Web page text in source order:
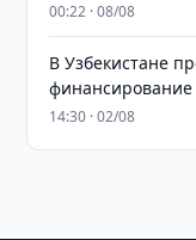
00:22 · 08/08
В Узбекистане
финансирование
14:30 · 02/08